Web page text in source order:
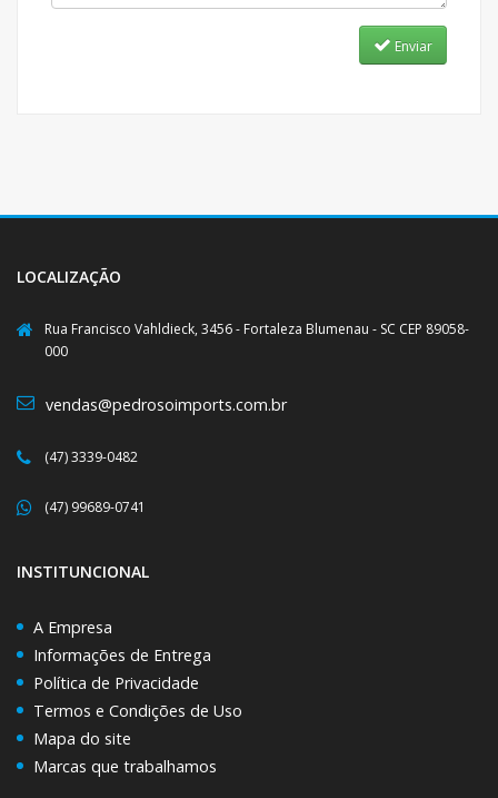
Enviar
LOCALIZAÇÃO
Rua Francisco Vahldieck, 3456 - Fortaleza Blumenau - SC CEP 89058-
000
vendas@pedrosoimports.com.br
(47) 3339-0482
(47) 99689-0741
INSTITUNCIONAL
A Empresa
Informações de Entrega
Política de Privacidade
Termos e Condições de Uso
Mapa do site
Marcas que trabalhamos